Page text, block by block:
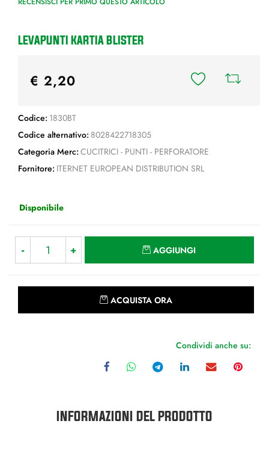
LEVAPUNTI KARTIA BLISTER
€ 2,20
Codice: 1830BT
Codice alternativo: 8028422718305
Categoria Merc: CUCITRICI - PUNTI - PERFORATORE
Fornitore: ITERNET EUROPEAN DISTRIBUTION SRL
Disponibile
AGGIUNGI
ACQUISTA ORA
Condividi anche su:
INFORMAZIONI DEL PRODOTTO